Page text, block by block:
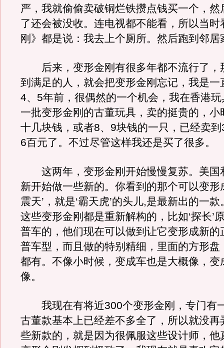
严，我就偷偷卖破铜烂铁攒点钱买一个，然
了还会被没收。连电视都不能看，所以当时
刚》都是说：我去上个厕所。然后跑到邻居
后来，变形金刚有很多年都不流行了，
到满足的人，就会把变形金刚忘记，我是一
4、5年前，很偶然的一个机会，我在香港
一批变形金刚的古董玩具，卖的挺贵的，小
十几块钱，或者8、9块钱的一只，已经卖
6百元了。不过尽管这样我还是买了很多。
这两年，变形金刚开始慢慢复苏。美国
新开始做一些新的。你看到的那个可以变形
震天’，就是‘霸天虎’的头儿,是最新出的一
这些变形金刚都是重新解构的，比如‘探长’
普车的，他们现在可以做到让它变形成新的
普车型，而且做的特别精细，里面的方形盘
都有。不像小时候，变成车也是大概像，变
像。
我现在有将近300个变形金刚，专门有
古董款基本上已经差不多全了，所以就没再
些新款的，就是因为很佩服这些设计师，他